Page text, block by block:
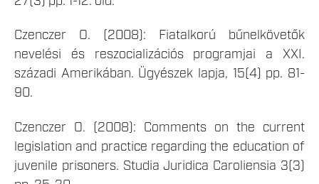
Czenczer O. (2008): Fiatalkorú bűnelkövetők
nevelési és reszocializációs programjai a XXI.
századi Amerikában. Ügyészek lapja, 15(4) pp. 81-
90.
Czenczer O. (2008): Comments on the current
legislation and practice regarding the education of
juvenile prisoners. Studia Juridica Caroliensia 3(3)